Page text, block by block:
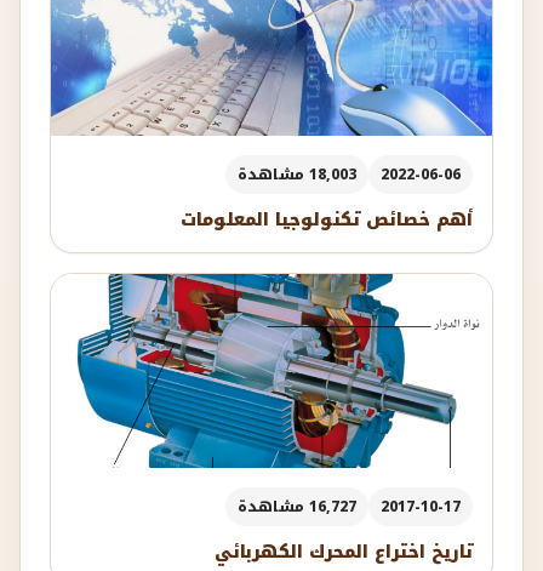
2022-06-06 18,003 مشاهدة
أهم خصائص تكنولوجيا المعلومات
2017-10-17 16,727 مشاهدة
تاريخ اختراع المحرك الكهربائي